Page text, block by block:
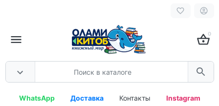
0
WhatsApp Доставка Контакты Instagram